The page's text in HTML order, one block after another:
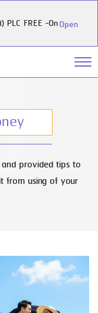
PLC FREE -OnOpen
provided tips to
from using of your